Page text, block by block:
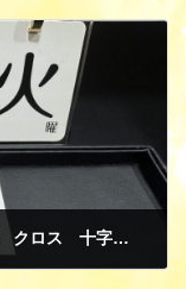
貴金属 ジュエリー ペンダントトップ クロス 十字架 K14 ホワイトゴールド ダイヤモンド 買取